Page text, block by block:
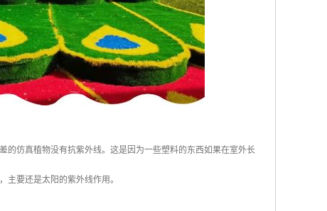
的仿真植物没有抗紫外线。这是因为一些塑料的东西如果在室外长
主要还是太阳的紫外线作用。